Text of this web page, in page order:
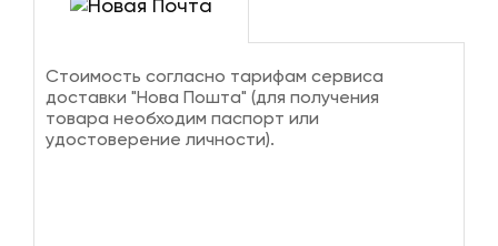
Стоимость согласно тарифам сервиса
доставки "Нова Пошта" (для получения
товара необходим паспорт или
удостоверение личности).